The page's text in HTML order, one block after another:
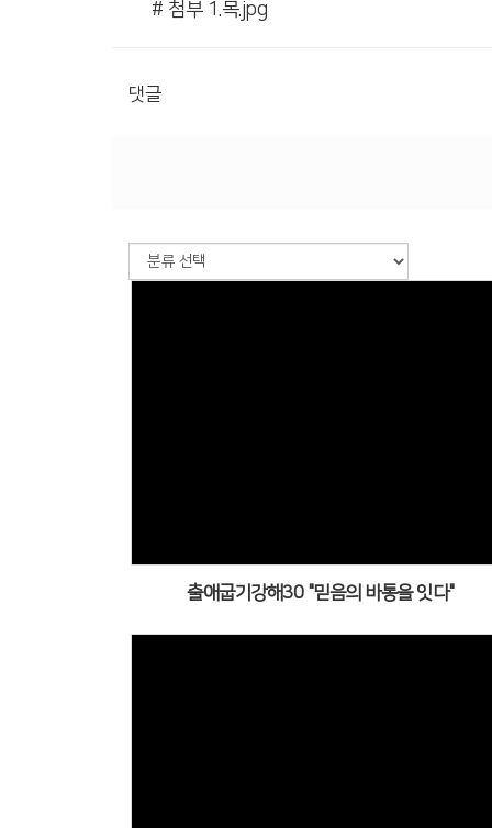
# 첨부 1.목.jpg
댓글
출애굽기강해30 "믿음의 바통을 잇다"